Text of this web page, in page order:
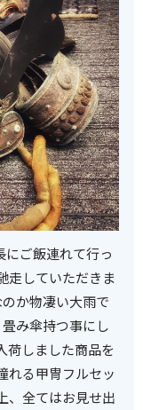
にご飯連れて行っ
走していただきま
か物凄い大雨で
み傘持つ事にし
荷しました商品を
れる甲冑フルセッ
、全てはお見せ出